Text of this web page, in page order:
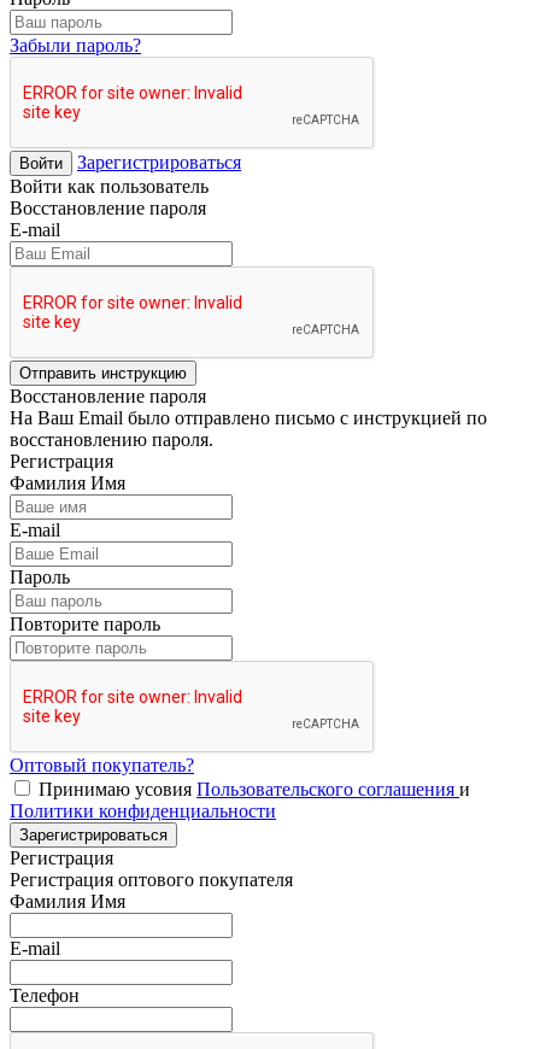
Забыли пароль?
Войти
Зарегистрироваться
Войти как пользователь
Восстановление пароля
E-mail
Отправить инструкцию
Восстановление пароля
На Ваш Email было отправлено письмо с инструкцией по
восстановлению пароля.
Регистрация
Фамилия Имя
E-mail
Пароль
Повторите пароль
Оптовый покупатель?
Принимаю усовия Пользовательского соглашения и
Политики конфиденциальности
Зарегистрироваться
Регистрация
Регистрация оптового покупателя
Фамилия Имя
E-mail
Телефон